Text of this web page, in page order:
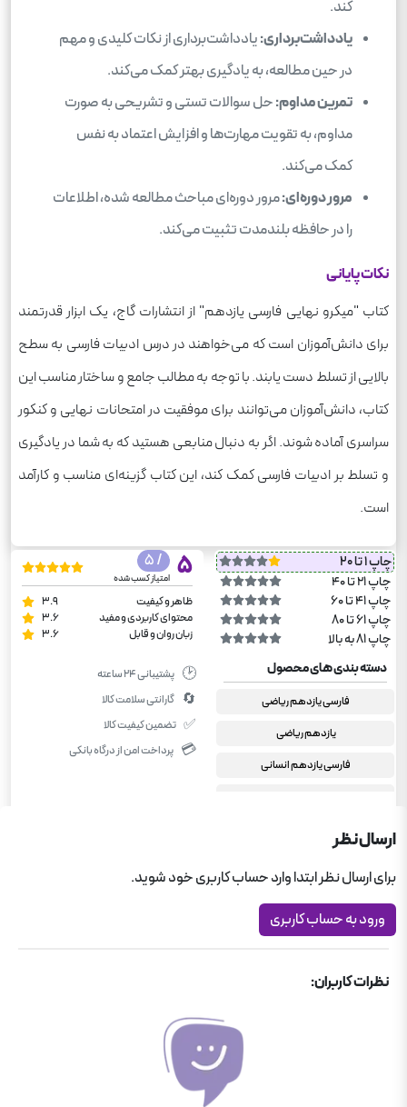
کند.
یادداشت‌برداری:یادداشت‌برداری از نکات کلیدی و مهم
در حین مطالعه، به یادگیری بهتر کمک می‌کند.
تمرین مداوم:حل سوالات تستی و تشریحی به صورت
مداوم، به تقویت مهارت‌ها و افزایش اعتماد به نفس
کمک می‌کند.
مرور دوره‌ای:مرور دوره‌ای مباحث مطالعه شده، اطلاعات
را در حافظه بلندمدت تثبیت می‌کند.
نکات پایانی
کتاب "میکرو نهایی فارسی یازدهم" از انتشارات گاج، یک ابزار قدرتمند
برای دانش‌آموزان است که می‌خواهند در درس ادبیات فارسی به سطح
بالایی از تسلط دست یابند. با توجه به مطالب جامع و ساختار مناسب این
کتاب، دانش‌آموزان می‌توانند برای موفقیت در امتحانات نهایی و کنکور
سراسری آماده شوند. اگر به دنبال منابعی هستید که به شما در یادگیری
و تسلط بر ادبیات فارسی کمک کند، این کتاب گزینه‌ای مناسب و کارآمد
است.
چاپ 1 تا 20
چاپ 21 تا 40
چاپ 41 تا 60
چاپ 61 تا 80
چاپ 81 به بالا
5
/ 5
امتیاز کسب شده
ظاهر و کیفیت
3.9
محتوای کاربردی و مفید
3.6
زبان روان و قابل
3.6
دسته بندی های محصول
فارسی یازدهم ریاضی
یازدهم ریاضی
فارسی یازدهم انسانی
فارسی یازدهم تجربی
کمک درسی دبیرستان
🕑 پشتیبانی ۲۴ ساعته
🔄 گارانتی سلامت کالا
✅ تضمین کیفیت کالا
💳 پرداخت امن از درگاه بانکی
ارسال نظر
برای ارسال نظر ابتدا وارد حساب کاربری خود شوید.
ورود به حساب کاربری
نظرات کاربران: